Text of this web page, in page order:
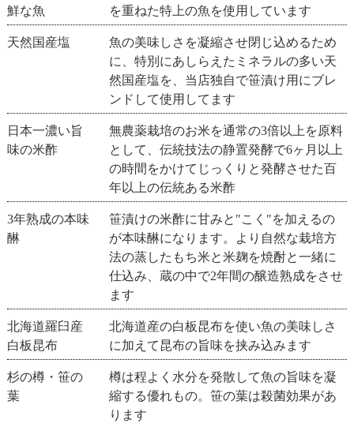
鮮な魚
を重ねた特上の魚を使用しています
天然国産塩
魚の美味しさを凝縮させ閉じ込めるため
に、特別にあしらえたミネラルの多い天
然国産塩を、当店独自で笹漬け用にブレ
ンドして使用してます
日本一濃い旨
味の米酢
無農薬栽培のお米を通常の3倍以上を原料
として、伝統技法の静置発酵で6ヶ月以上
の時間をかけてじっくりと発酵させた百
年以上の伝統ある米酢
3年熟成の本味
醂
笹漬けの米酢に甘みと"こく"を加えるの
が本味醂になります。より自然な栽培方
法の蒸したもち米と米麹を焼酎と一緒に
仕込み、蔵の中で2年間の醸造熟成をさせ
ます
北海道羅臼産
白板昆布
北海道産の白板昆布を使い魚の美味しさ
に加えて昆布の旨味を挟み込みます
杉の樽・笹の
葉
樽は程よく水分を発散して魚の旨味を凝
縮する優れもの。笹の葉は殺菌効果があ
ります